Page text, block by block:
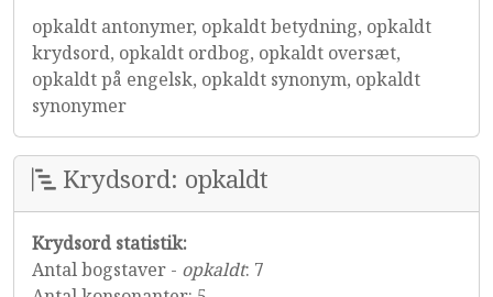
opkaldt antonymer, opkaldt betydning, opkaldt
krydsord, opkaldt ordbog, opkaldt oversæt,
opkaldt på engelsk, opkaldt synonym, opkaldt
synonymer
Krydsord: opkaldt
Krydsord statistik:
Antal bogstaver - opkaldt: 7